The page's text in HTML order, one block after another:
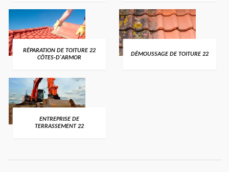
RÉPARATION DE TOITURE 22
CÔTES-D'ARMOR
DÉMOUSSAGE DE TOITURE 22
ENTREPRISE DE
TERRASSEMENT 22